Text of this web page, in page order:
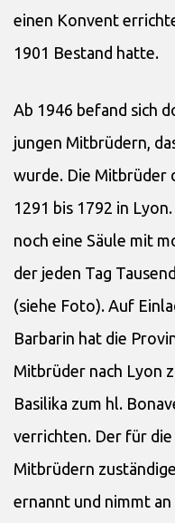
einen Konvent
1901 Bestand hatte.
Ab 1946 befand sich
jungen Mitbrüdern,
wurde. Die Mitbrüder
1291 bis 1792 in
noch eine Säule mit
der jeden Tag
(siehe Foto). Auf
Barbarin hat die
Mitbrüder nach Lyon
Basilika zum hl.
verrichten. Der für
Mitbrüdern
ernannt und nimmt